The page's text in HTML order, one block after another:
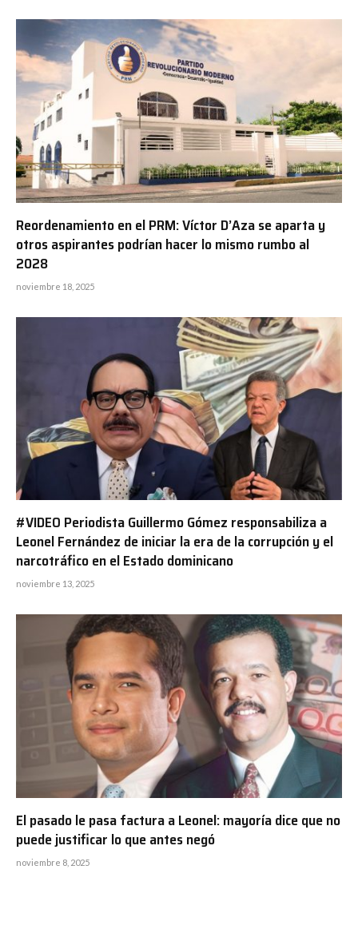
Reordenamiento en el PRM: Víctor D’Aza se aparta y
otros aspirantes podrían hacer lo mismo rumbo al
2028
noviembre 18, 2025
#VIDEO Periodista Guillermo Gómez responsabiliza a
Leonel Fernández de iniciar la era de la corrupción y el
narcotráfico en el Estado dominicano
noviembre 13, 2025
El pasado le pasa factura a Leonel: mayoría dice que no
puede justificar lo que antes negó
noviembre 8, 2025